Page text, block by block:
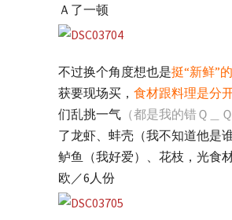
Ａ了一顿
不过换个角度想也是挺“新鲜”
获要现场买， 食材跟料理是分
们乱挑一气 （都是我的错Ｑ＿
了龙虾、蚌壳（我不知道他是谁
鲈鱼（我好爱）、花枝，光食
欧／6人份